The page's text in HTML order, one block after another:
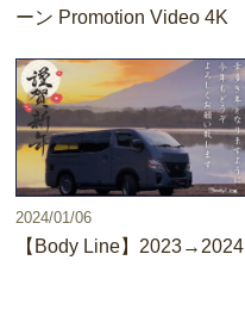
ーン Promotion Video 4K
2024/01/06
【Body Line】2023→2024